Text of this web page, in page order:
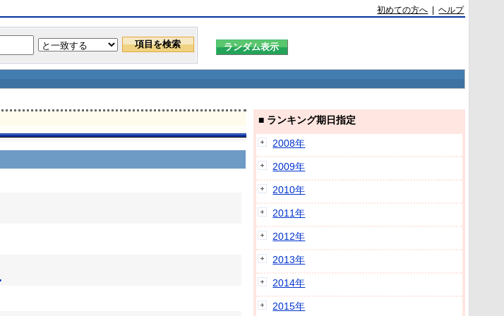
初めての方へ |ヘルプ
■ ランキング期日指定
2008年
2009年
2010年
2011年
2012年
2013年
2014年
2015年